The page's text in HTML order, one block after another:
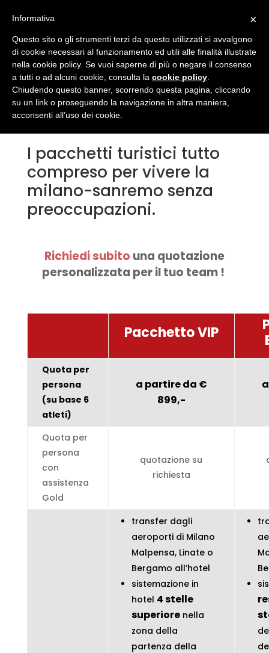
Pacchetti turistici tutto
compreso
I pacchetti turistici tutto
compreso per vivere la
milano-sanremo senza
preoccupazioni.
Richiedi subito una quotazione
personalizzata per il tuo team !
Pacchetto VIP
Quota per
persona
(su base 6
atleti)
a partire da €
899,-
Quota per
persona
con
assistenza
Gold
quotazione su
richiesta
transfer dagli
aeroporti di Milano
Malpensa, Linate o
Bergamo all’hotel
sistemazione in
hotel 4 stelle
superiore nella
zona della
partenza della
×
Informativa
Questo sito o gli strumenti terzi da questo utilizzati si avvalgono
di cookie necessari al funzionamento ed utili alle finalità illustrate
nella cookie policy. Se vuoi saperne di più o negare il consenso
a tutti o ad alcuni cookie, consulta la cookie policy
Chiudendo questo banner, scorrendo questa pagina, cliccando
su un link o proseguendo la navigazione in altra maniera,
acconsenti all’uso dei cookie.